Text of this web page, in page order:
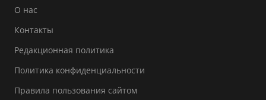
О нас
Контакты
Редакционная политика
Политика конфиденциальности
Правила пользования сайтом